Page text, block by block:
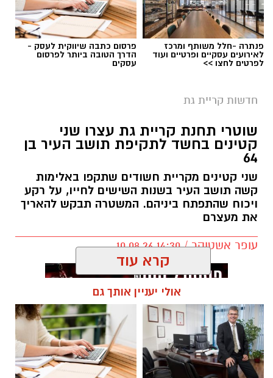
פנתרה -חלל משותף ומרכז
לאירועים עסקיים ופרטיים ועוד
לפרטים לחצו >>
פרסום כתבה שיווקית לעסק -
הדרך הטובה ביותר לפרסום
עסקים
חדשות קריית גת
שוטרי תחנת קריית גת עצרו שני
קטינים בחשד לתקיפת תושב העיר בן
64
שני קטינים מקריית חשודים שתקפו באלימות
קשה תושב העיר בשנות השישים לחייו, על רקע
ויכוח שהתפתח ביניהם. המשטרה תבקש להאריך
את מעצרם
עופר אשטוקר / 14:30 10.08.26
תגים:אלימות בקריית גת תקיפה בקריית גת
קרא עוד
אולי יעניין אותך גם